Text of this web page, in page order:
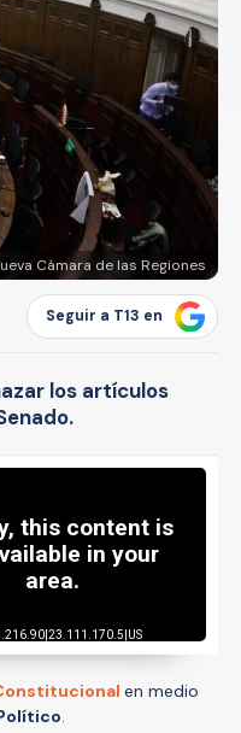
Cámara de las Regiones
Seguir a T13 en
los artículos
en medio
.